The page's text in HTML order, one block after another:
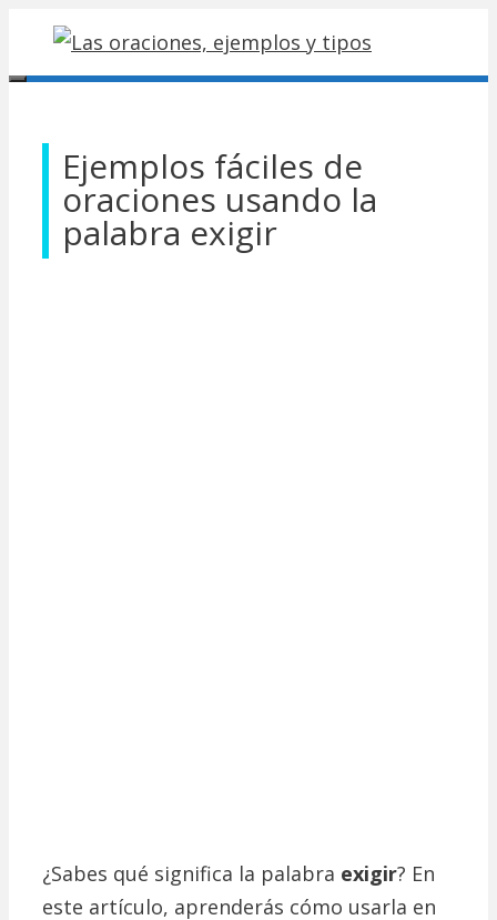
Saltar
contenido
Menú
Ejemplos fáciles de
oraciones usando la
palabra exigir
¿Sabes qué significa la palabra exigir? En
este artículo, aprenderás cómo usarla en